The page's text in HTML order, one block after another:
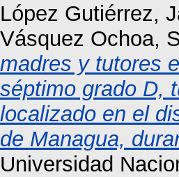
López Gutiérrez,
Vásquez Ochoa,
madres y tutores
séptimo grado D,
localizado en el
de Managua,
Universidad